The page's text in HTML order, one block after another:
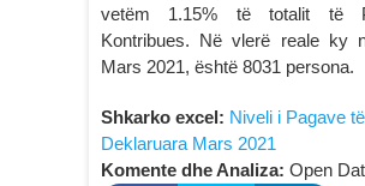
vetëm 1.15% të totalit të
Kontribues. Në vlerë reale ky
Mars 2021, është 8031 persona.
Shkarko excel: Niveli i Pagave të
Deklaruara Mars 2021
Komente dhe Analiza: Open